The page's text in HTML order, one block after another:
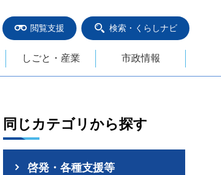
閲覧支援 検索・くらしナビ
しごと・産業 市政情報
同じカテゴリから探す
啓発・各種支援等